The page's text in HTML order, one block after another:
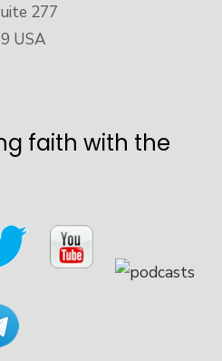
277
USA
faith with the